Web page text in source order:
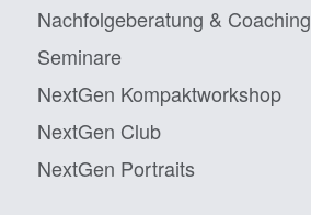
Nachfolgeberatung & Coaching
Seminare
NextGen Kompaktworkshop
NextGen Club
NextGen Portraits